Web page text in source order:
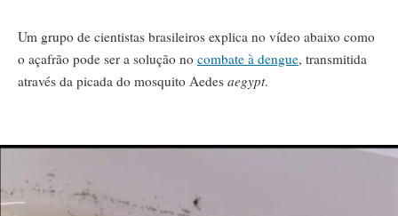
Um grupo de cientistas brasileiros explica no vídeo abaixo como
o açafrão pode ser a solução no combate à dengue, transmitida
através da picada do mosquito Aedes aegypt.